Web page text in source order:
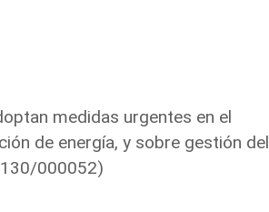
medidas urgentes en el
de energía, y sobre gestión del
000052)